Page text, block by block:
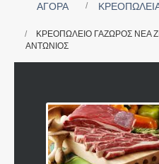
ΑΓΟΡΑ
ΚΡΕΟΠΩΛΕΙΟ ΓΑΖΩΡΟΣ ΝΕΑ
ΑΝΤΩΝΙΟΣ